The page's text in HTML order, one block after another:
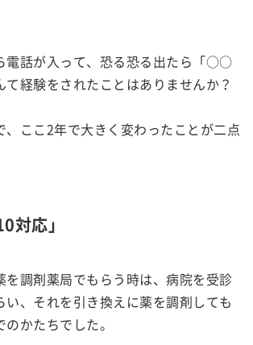
電話が入って、恐る恐る出たら「○○
経験をされたことはありませんか？
、ここ2年で大きく変わったことが二点
対応」
を調剤薬局でもらう時は、病院を受診
い、それを引き換えに薬を調剤しても
かたちでした。